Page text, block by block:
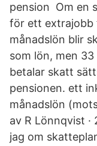
pension Om en
för ett extrajobb
månadslön blir
som lön, men
betalar skatt
pensionen. ett
månadslön
av R Lönnqvist
jag om